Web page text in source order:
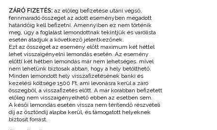
ZÁRÓ FIZETÉS: az előleg befizetése utáni végső,
fennmaradó összeget az adott eseményben megadott
határidőig kell befizetni. Amennyiben ez nem történik
meg, úgy a foglalást lemondottnak tekintjük és várólista
esetén átadjuk a következő jelentkezőnek.
Ezt az összeget az esemény előtt maximum két héttel
lehet visszaigényelni lemondás esetén. Az esemény
előtti két hétben lemondás már nem lehetséges. mivel
nem lehetünk biztosak abban, hogy a hely betölthető.
Minden lemondott hely visszafizetésének banki és
kezelési költsége 1500 Ft, ami levonásra kerül a záró
összegből, a visszafizetés előtt. A már korábban befizetett
előleg nem visszaigényelhető ebben az esetben sem.
A késői lemondás esetén vissza nem térítendő részvételi
díj az ösztöndíj alapba kerül, és támogatott helyeknek
biztosít forrást.